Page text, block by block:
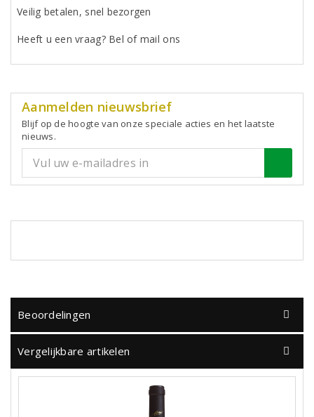
Veilig betalen, snel bezorgen
Heeft u een vraag? Bel of mail ons
Aanmelden nieuwsbrief
Blijf op de hoogte van onze speciale acties en het laatste
nieuws.
Beoordelingen
Vergelijkbare artikelen